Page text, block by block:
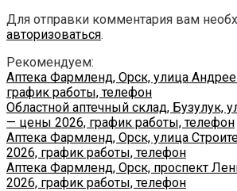
Для отправки комментария вам
авторизоваться.
Рекомендуем:
Аптека Фармленд, Орск, улица
график работы, телефон
Областной аптечный склад, Бузулук,
— цены 2026, график работы, телефон
Аптека Фармленд, Орск, улица
2026, график работы, телефон
Аптека Фармленд, Орск, проспект
2026, график работы, телефон